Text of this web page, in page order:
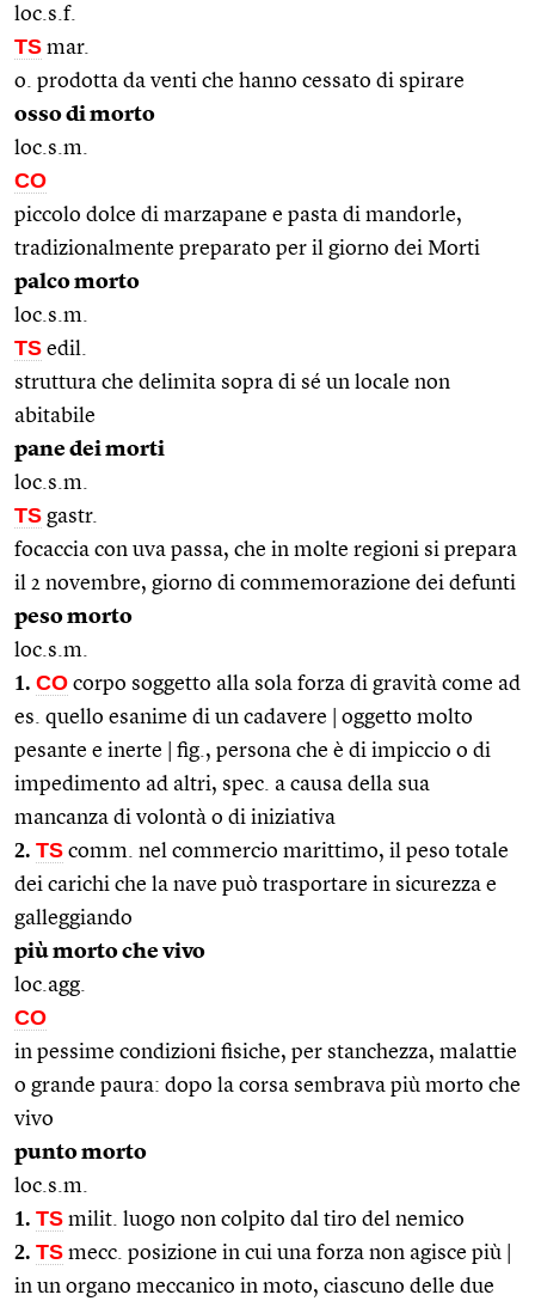
loc.s.f.
TS mar.
o. prodotta da venti che hanno cessato di spirare
osso di morto
loc.s.m.
CO
piccolo dolce di marzapane e pasta di mandorle,
tradizionalmente preparato per il giorno dei Morti
palco morto
loc.s.m.
TS edil.
struttura che delimita sopra di sé un locale non
abitabile
pane dei morti
loc.s.m.
TS gastr.
focaccia con uva passa, che in molte regioni si prepara
il 2 novembre, giorno di commemorazione dei defunti
peso morto
loc.s.m.
1. CO corpo soggetto alla sola forza di gravità come ad
es. quello esanime di un cadavere | oggetto molto
pesante e inerte | fig., persona che è di impiccio o di
impedimento ad altri, spec. a causa della sua
mancanza di volontà o di iniziativa
2. TS comm. nel commercio marittimo, il peso totale
dei carichi che la nave può trasportare in sicurezza e
galleggiando
più morto che vivo
loc.agg.
CO
in pessime condizioni fisiche, per stanchezza, malattie
o grande paura: dopo la corsa sembrava più morto che
vivo
punto morto
loc.s.m.
1. TS milit. luogo non colpito dal tiro del nemico
2. TS mecc. posizione in cui una forza non agisce più |
in un organo meccanico in moto, ciascuno delle due